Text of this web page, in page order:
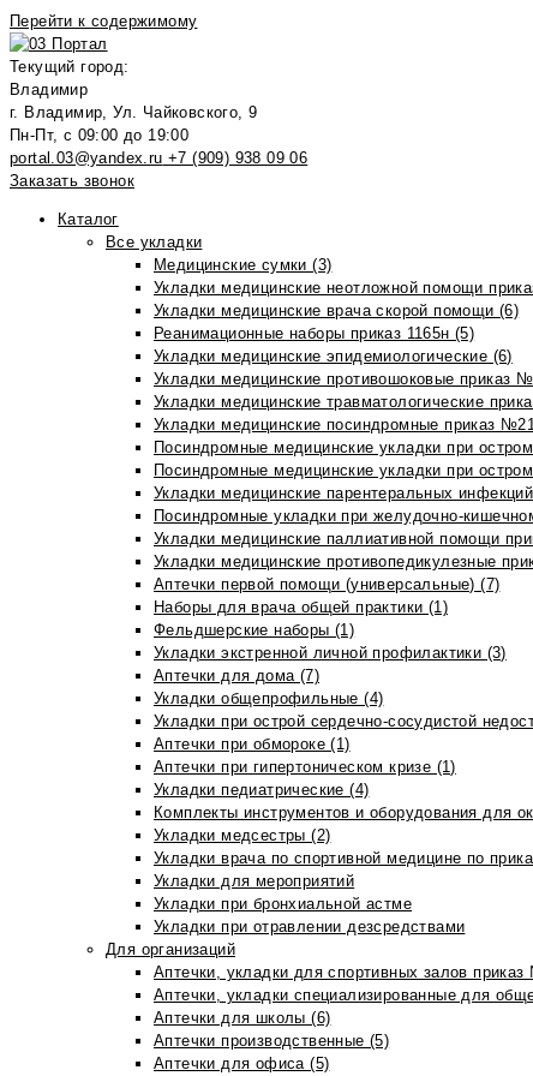
Перейти к содержимому
Текущий город:
Владимир
г. Владимир, Ул. Чайковского, 9
Пн-Пт, с 09:00 до 19:00
portal.03@yandex.ru +7 (909) 938 09 06
Заказать звонок
Каталог
Все укладки
Медицинские сумки (3)
Укладки медицинские неотложной помощи
Укладки медицинские врача скорой помощи (6)
Реанимационные наборы приказ 1165н (5)
Укладки медицинские эпидемиологические (6)
Укладки медицинские противошоковые приказ
Укладки медицинские травматологические
Укладки медицинские посиндромные приказ
Посиндромные медицинские укладки при
Посиндромные медицинские укладки при
Укладки медицинские парентеральных
Посиндромные укладки при желудочно-
Укладки медицинские паллиативной помощи
Укладки медицинские противопедикулезные
Аптечки первой помощи (универсальные) (7)
Наборы для врача общей практики (1)
Фельдшерские наборы (1)
Укладки экстренной личной профилактики (3)
Аптечки для дома (7)
Укладки общепрофильные (4)
Укладки при острой сердечно-сосудистой
Аптечки при обмороке (1)
Аптечки при гипертоническом кризе (1)
Укладки педиатрические (4)
Комплекты инструментов и оборудования для
Укладки медсестры (2)
Укладки врача по спортивной медицине по
Укладки для мероприятий
Укладки при бронхиальной астме
Укладки при отравлении дезсредствами
Для организаций
Аптечки, укладки для спортивных залов
Аптечки, укладки специализированные для
Аптечки для школы (6)
Аптечки производственные (5)
Аптечки для офиса (5)